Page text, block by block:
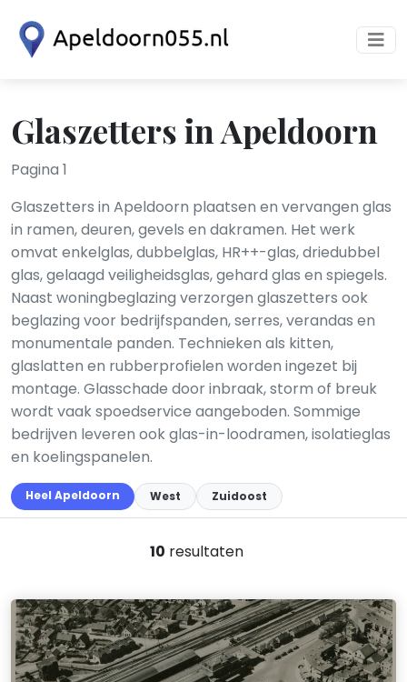
Glaszetters in Apeldoorn
Pagina 1
Glaszetters in Apeldoorn plaatsen en vervangen glas
in ramen, deuren, gevels en dakramen. Het werk
omvat enkelglas, dubbelglas, HR++-glas, driedubbel
glas, gelaagd veiligheidsglas, gehard glas en spiegels.
Naast woningbeglazing verzorgen glaszetters ook
beglazing voor bedrijfspanden, serres, verandas en
monumentale panden. Technieken als kitten,
glaslatten en rubberprofielen worden ingezet bij
montage. Glasschade door inbraak, storm of breuk
wordt vaak spoedservice aangeboden. Sommige
bedrijven leveren ook glas-in-loodramen, isolatieglas
en koelingspanelen.
Heel Apeldoorn West Zuidoost
10 resultaten